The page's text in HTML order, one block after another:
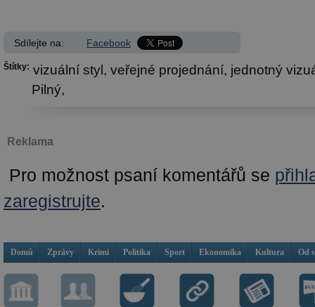
Sdílejte na: Facebook
Štítky: vizuální styl, veřejné projednání, jednotný
Pilný,
Reklama
Pro možnost psaní komentářů se
zaregistrujte.
Domů Zprávy Krimi Politika Sport Ekonomika Kultura Od